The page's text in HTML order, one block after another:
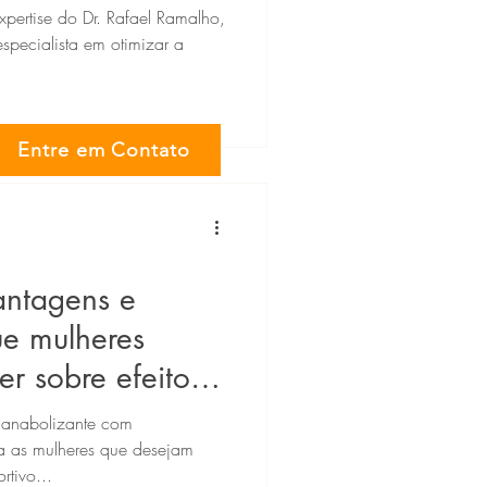
do Dr. Rafael Ramalho,
em otimizar a
e
mulheres
sobre efeitos
com
as mulheres que desejam
Entre em Contato